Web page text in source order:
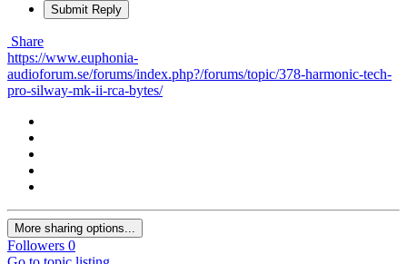
Submit Reply
Share
https://www.euphonia-
audioforum.se/forums/index.php?/forums/topic/378-harmonic-tech-
pro-silway-mk-ii-rca-bytes/
More sharing options...
Followers 0